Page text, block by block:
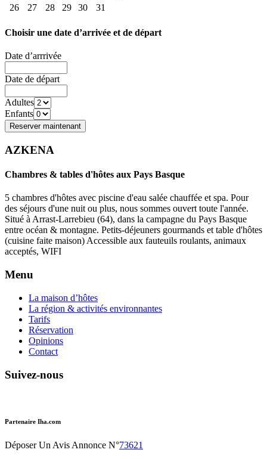
26
27 28 29 30 31
Choisir une date d’arrivée et de départ
Date d’arrrivée
Date de départ
Adultes
Enfants
AZKENA
Chambres & tables d'hôtes aux Pays Basque
5 chambres d'hôtes avec piscine d'eau salée chauffée et spa. Pour
des séjours d'une nuit ou plus, nous sommes ouvert toute l'année.
Situé à Arrast-Larrebieu (64), dans la campagne du Pays Basque
entre océan & montagne. Petits-déjeuners gourmands et table d'hôtes
(cuisine faite maison) Accessible aux fauteuils roulants, animaux
acceptés, WIFI
Menu
La maison d’hôtes
La région & activités environnantes
Tarifs
Réservation
Opinions
Contact
Suivez-nous
Partenaire Iha.com
Déposer Un Avis Annonce N°73621